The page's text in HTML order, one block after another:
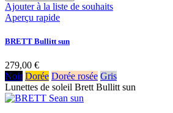
Ajouter à la liste de souhaits
Aperçu rapide
BRETT Bullitt sun
279,00 €
Noir Dorée Dorée rosée Gris
Lunettes de soleil Brett Bullitt sun